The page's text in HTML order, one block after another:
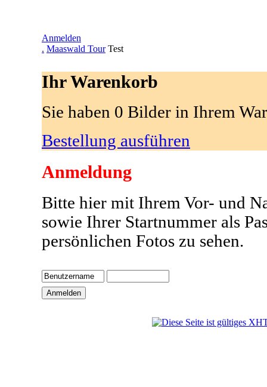
Anmelden
. Maaswald Tour Test
Ihr Warenkorb
Sie haben 0 Bilder in Ihrem
Bestellung ausführen
Anmeldung
Bitte hier mit Ihrem Vor- und
sowie Ihrer Startnummer als
persönlichen Fotos zu sehen.